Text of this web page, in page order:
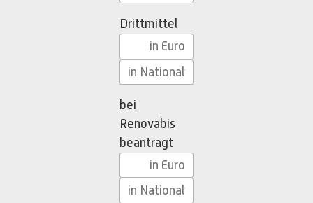
Drittmittel
bei
Renovabis
beantragt